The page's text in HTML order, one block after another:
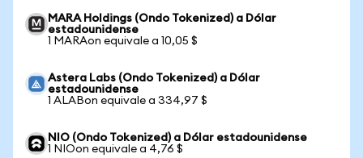
MARA Holdings (Ondo Tokenized) a Dólar
estadounidense
1 MARAon equivale a 10,05 $
Astera Labs (Ondo Tokenized) a Dólar
estadounidense
1 ALABon equivale a 334,97 $
NIO (Ondo Tokenized) a Dólar estadounidense
1 NIOon equivale a 4,76 $